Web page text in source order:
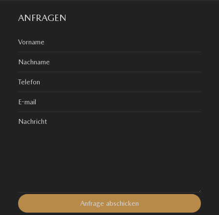
ANFRAGEN